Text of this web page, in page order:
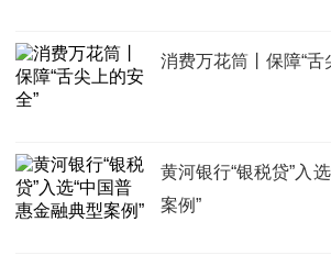
消费万花筒丨保障“舌
黄河银行“银税贷”入
案例”